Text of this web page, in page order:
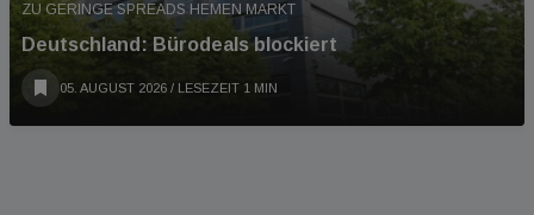
ZU GERINGE SPREADS HEMEN MARKT
Deutschland: Bürodeals blockiert
05. AUGUST 2026 / LESEZEIT 1 MIN